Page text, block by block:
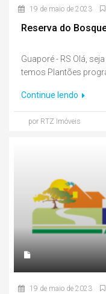
19 de maio de 2023
Reserva do
Guaporé - RS Olá,
temos Plantões
Continue lendo
por RTZ Imóveis
19 de maio de 2023